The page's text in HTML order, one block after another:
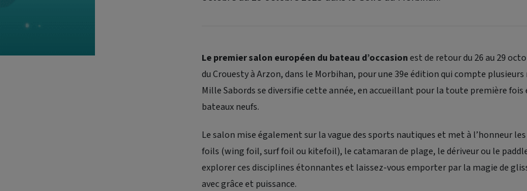
Le premier salon européen du bateau d’occasionest de retour du 26 au 29
du Crouesty à Arzon, dans le Morbihan, pour une 39e édition qui compte plusieurs
Mille Sabords se diversifie cette année, en accueillant pour la toute première fois
bateaux neufs.
Le salon mise également sur la vague des sports nautiques et met à l’honneur
foils (wing foil, surf foil ou kitefoil), le catamaran de plage, le dériveur ou le
explorer ces disciplines étonnantes et laissez-vous emporter par la magie de
avec grâce et puissance.